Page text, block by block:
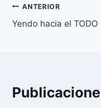
Navegación
de
ANTERIOR
Yendo hacia el TODO